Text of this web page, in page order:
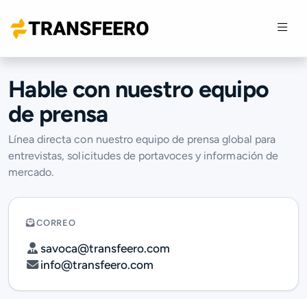
Hable con nuestro equipo
de prensa
Línea directa con nuestro equipo de prensa global para
entrevistas, solicitudes de portavoces y información de
mercado.
CORREO
savoca@transfeero.com
info@transfeero.com